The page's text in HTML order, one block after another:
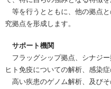
等を行うとともに、他の拠点
究拠点を形成します。
サポート機関
フラッグシップ拠点、シナジー
ヒト免疫についての解析、感染
高い疾患のゲノム解析、及び